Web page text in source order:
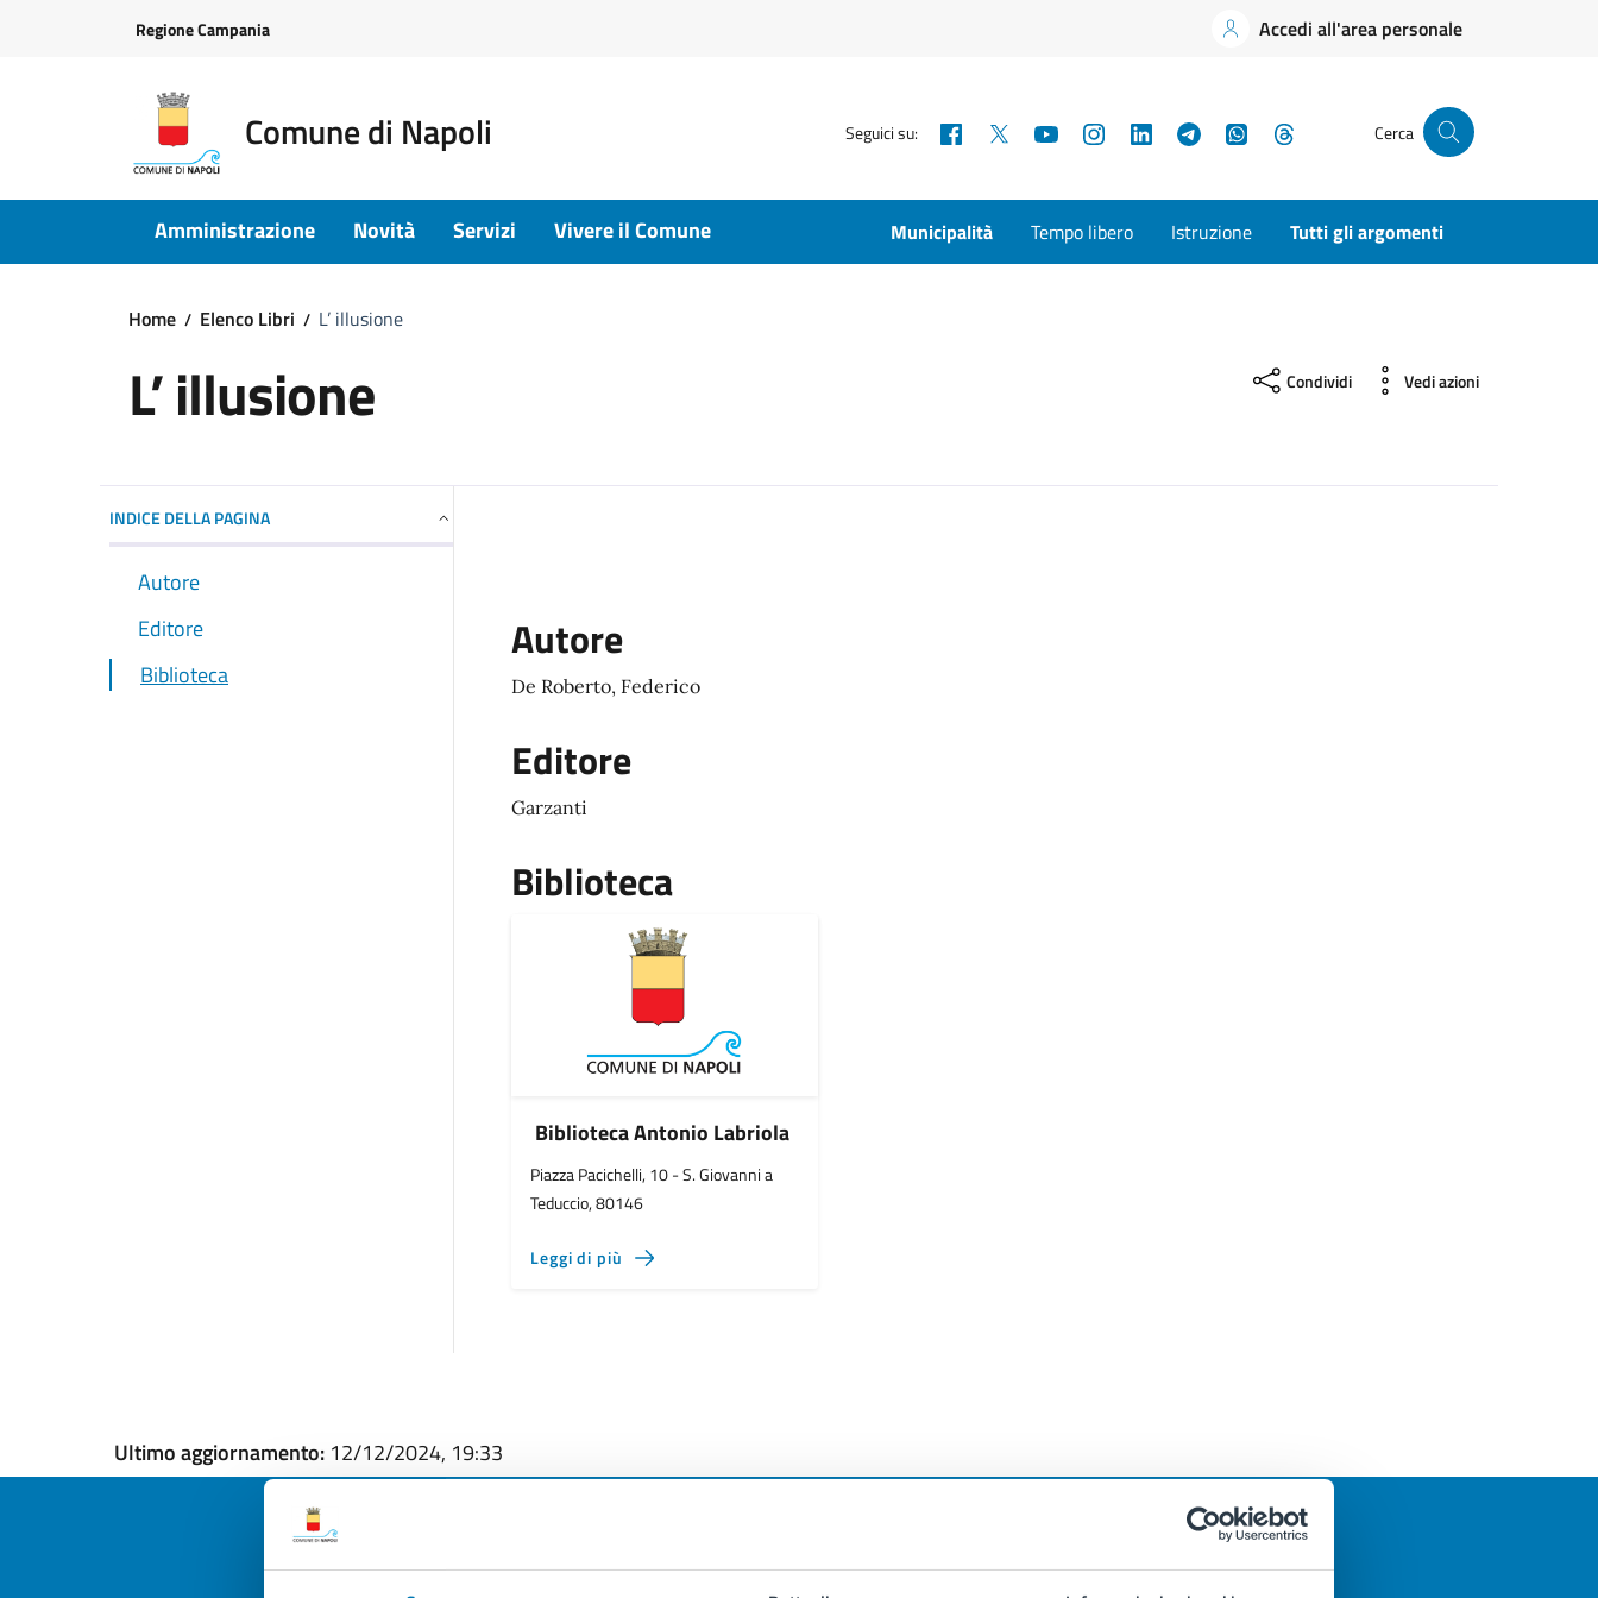
Regione Campania Accedi all'area personale
Comune di Napoli Seguici su: Facebook YouTubeInstagramLinkedInTelegramWhatsApp Cerca
Amministrazione Novità Servizi Vivere il Comune Municipalità Tempo libero Istruzione Tutti gli argomenti
Home Elenco Libri L’ illusione
L’ illusione Condividi Vedi azioni
INDICE DELLA PAGINA
Autore
Editore
Biblioteca
Autore
De Roberto, Federico
Editore
Garzanti
Biblioteca
Biblioteca Antonio Labriola
Piazza Pacichelli, 10 - S. Giovanni a
Teduccio, 80146
Leggi di più
Ultimo aggiornamento: 12/12/2024, 19:33